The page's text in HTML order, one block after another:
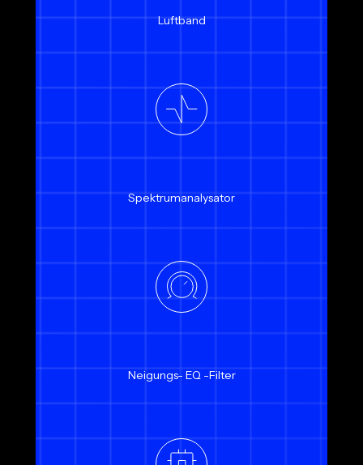
Luftband
Spektrumanalysator
Neigungs- EQ -Filter